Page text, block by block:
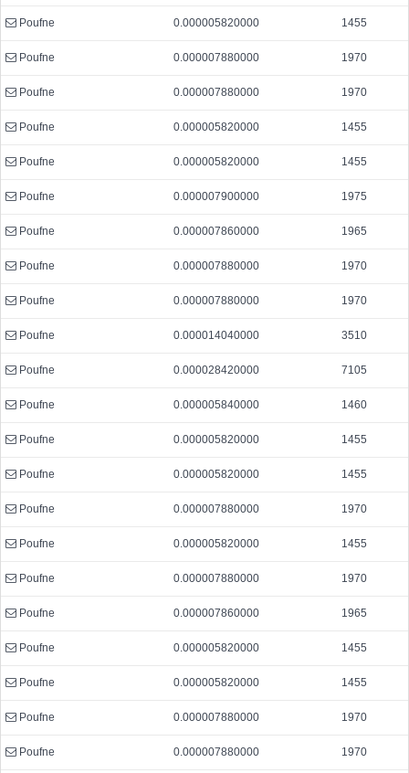
Poufne 0.000005820000 1455
Poufne 0.000007880000 1970
Poufne 0.000007880000 1970
Poufne 0.000005820000 1455
Poufne 0.000005820000 1455
Poufne 0.000007900000 1975
Poufne 0.000007860000 1965
Poufne 0.000007880000 1970
Poufne 0.000007880000 1970
Poufne 0.000014040000 3510
Poufne 0.000028420000 7105
Poufne 0.000005840000 1460
Poufne 0.000005820000 1455
Poufne 0.000005820000 1455
Poufne 0.000007880000 1970
Poufne 0.000005820000 1455
Poufne 0.000007880000 1970
Poufne 0.000007860000 1965
Poufne 0.000005820000 1455
Poufne 0.000005820000 1455
Poufne 0.000007880000 1970
Poufne 0.000007880000 1970